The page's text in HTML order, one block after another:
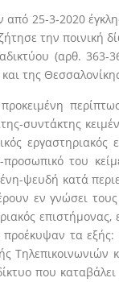
από 25-3-2020
την ποινική
(αρθ. 363-
της
προκειμένη
συντάκτης
προσωπικό του
ψευδή κατά
εν γνώσει
επιστήμονας,
προέκυψαν τα
που